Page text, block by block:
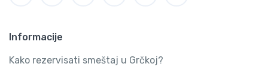
Informacije
Kako rezervisati smeštaj u Grčkoj?